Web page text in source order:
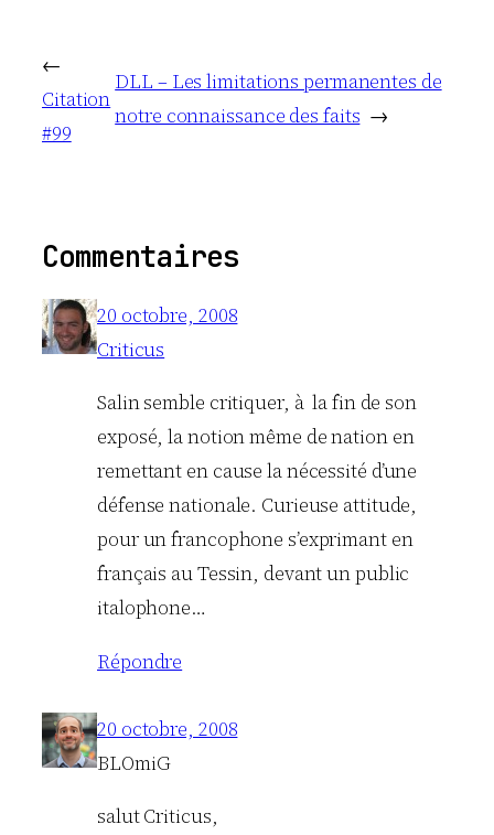
←
Citation
#99
DLL – Les limitations permanentes de
notre connaissance des faits →
Commentaires
20 octobre, 2008
Criticus
Salin semble critiquer, à la fin de son
exposé, la notion même de nation en
remettant en cause la nécessité d’une
défense nationale. Curieuse attitude,
pour un francophone s’exprimant en
français au Tessin, devant un public
italophone…
Répondre
20 octobre, 2008
BLOmiG
salut Criticus,